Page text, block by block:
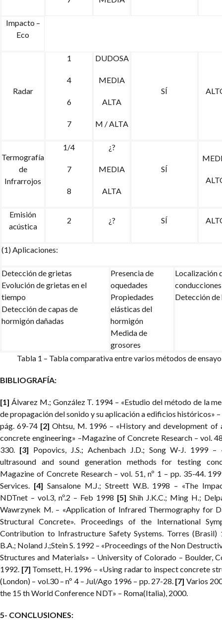
Impacto –
Eco
Radar
1
4
6
7
DUDOSA
MEDIA
ALTA
M / ALTA
SÍ
Termografía
de
Infrarrojos
1/4
7
8
¿?
MEDIA
ALTA
SÍ
Emisión
acústica
2 ¿? SÍ
(1) Aplicaciones:
Detección de grietas
Evolución de grietas en el
tiempo
Detección de capas de
hormigón dañadas
Presencia de
oquedades
Propiedades
elásticas del
hormigón
Medida de
grosores
Localización
conducciones
Detección de
Tabla 1 – Tabla comparativa entre varios métodos de
BIBLIOGRAFÍA:
[1] Álvarez M.; González T. 1994 – «Estudio del método de la
de propagación del sonido y su aplicación a edificios históricos»
pág. 69-74 [2]Ohtsu, M. 1996 – «History and development of
concrete engineering» –Magazine of Concrete Research – vol.
330. [3] Popovics, J.S.; Achenbach J.D.; Song W-J. 1999
ultrasound and sound generation methods for testing
Magazine of Concrete Research – vol. 51, nº 1 – pp. 35-44.
Services. [4] Sansalone M.J.; Streett W.B. 1998 – «The
NDTnet – vol.3, nº.2 – Feb 1998 [5] Shih J.K.C.; Ming H.;
Wawrzynek M. – «Application of Infrared Thermography for
Structural Concrete». Proceedings of the International
Contribution to Infrastructure Safety Systems. Torres
B.A.; Noland J.;Stein S. 1992 – «Proceedings of the Non
Structures and Materials» – University of Colorado – Boulder,
1992. [7] Tomsett, H. 1996 – «Using radar to inspect concrete
(London) – vol.30 – nº 4 – Jul/Ago 1996 – pp. 27-28. [7] Varios
the 15 th World Conference NDT» – Roma(Italia), 2000.
5- CONCLUSIONES: